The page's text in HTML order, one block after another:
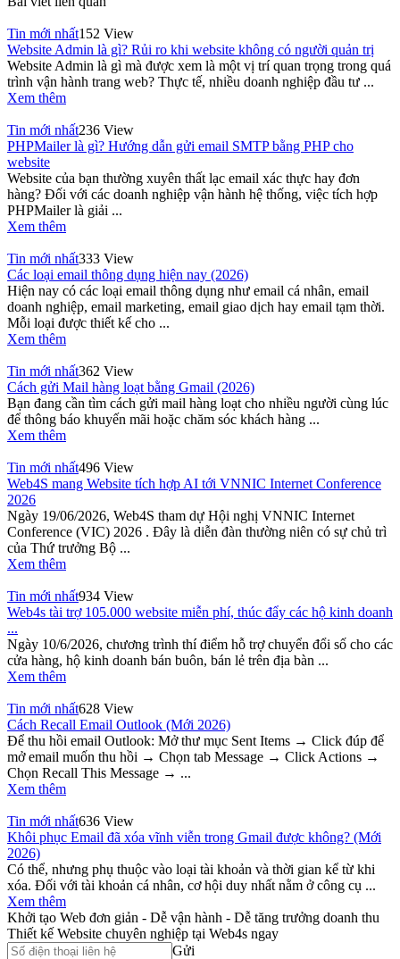
Tin mới nhất152 View
Website Admin là gì? Rủi ro khi website không có người quản trị
Website Admin là gì mà được xem là một vị trí quan trọng trong quá
trình vận hành trang web? Thực tế, nhiều doanh nghiệp đầu tư ...
Xem thêm
Tin mới nhất236 View
PHPMailer là gì? Hướng dẫn gửi email SMTP bằng PHP cho
website
Website của bạn thường xuyên thất lạc email xác thực hay đơn
hàng? Đối với các doanh nghiệp vận hành hệ thống, việc tích hợp
PHPMailer là giải ...
Xem thêm
Tin mới nhất333 View
Các loại email thông dụng hiện nay (2026)
Hiện nay có các loại email thông dụng như email cá nhân, email
doanh nghiệp, email marketing, email giao dịch hay email tạm thời.
Mỗi loại được thiết kế cho ...
Xem thêm
Tin mới nhất362 View
Cách gửi Mail hàng loạt bằng Gmail (2026)
Bạn đang cần tìm cách gửi mail hàng loạt cho nhiều người cùng lúc
để thông báo khuyến mãi hoặc chăm sóc khách hàng ...
Xem thêm
Tin mới nhất496 View
Web4S mang Website tích hợp AI tới VNNIC Internet Conference
2026
Ngày 19/06/2026, Web4S tham dự Hội nghị VNNIC Internet
Conference (VIC) 2026 . Đây là diễn đàn thường niên có sự chủ trì
của Thứ trưởng Bộ ...
Xem thêm
Tin mới nhất934 View
Web4s tài trợ 105.000 website miễn phí, thúc đẩy các hộ kinh doanh
...
Ngày 10/6/2026, chương trình thí điểm hỗ trợ chuyển đổi số cho các
cửa hàng, hộ kinh doanh bán buôn, bán lẻ trên địa bàn ...
Xem thêm
Tin mới nhất628 View
Cách Recall Email Outlook (Mới 2026)
Để thu hồi email Outlook: Mở thư mục Sent Items → Click đúp để
mở email muốn thu hồi → Chọn tab Message → Click Actions →
Chọn Recall This Message → ...
Xem thêm
Tin mới nhất636 View
Khôi phục Email đã xóa vĩnh viễn trong Gmail được không? (Mới
2026)
Có thể, nhưng phụ thuộc vào loại tài khoản và thời gian kể từ khi
xóa. Đối với tài khoản cá nhân, cơ hội duy nhất nằm ở công cụ ...
Xem thêm
Khởi tạo Web đơn giản - Dễ vận hành - Dễ tăng trưởng doanh thu
Thiết kế Website chuyên nghiệp tại Web4s ngay
Gửi